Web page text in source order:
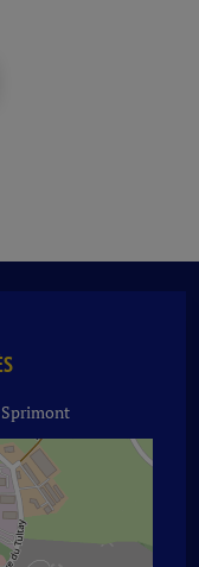
Sprimont